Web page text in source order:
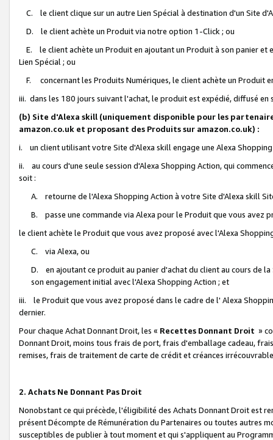
C. le client clique sur un autre Lien Spécial à destination d'un Site
D. le client achète un Produit via notre option 1-Click ; ou
E. le client achète un Produit en ajoutant un Produit à son panier et
Lien Spécial ; ou
F. concernant les Produits Numériques, le client achète un Produit
iii. dans les 180 jours suivant l'achat, le produit est expédié, diffusé
(b) Site d'Alexa skill (uniquement disponible pour les
amazon.co.uk et proposant des Produits sur amazon.co.uk) :
i. un client utilisant votre Site d'Alexa skill engage une Alexa
ii. au cours d'une seule session d'Alexa Shopping Action, qui
soit :
A. retourne de l'Alexa Shopping Action à votre Site d'Alexa skill
B. passe une commande via Alexa pour le Produit que vous avez
le client achète le Produit que vous avez proposé avec l'Alexa
C. via Alexa, ou
D. en ajoutant ce produit au panier d'achat du client au cours de
son engagement initial avec l'Alexa Shopping Action ; et
iii. le Produit que vous avez proposé dans le cadre de l' Alexa
dernier.
Pour chaque Achat Donnant Droit, les « Recettes Donnant Droit »
Donnant Droit, moins tous frais de port, frais d'emballage cadeau,
remises, frais de traitement de carte de crédit et créances
2. Achats Ne Donnant Pas Droit
Nonobstant ce qui précède, l'éligibilité des Achats Donnant Droit est
présent Décompte de Rémunération du Partenaires ou toutes autres
susceptibles de publier à tout moment et qui s'appliquent au